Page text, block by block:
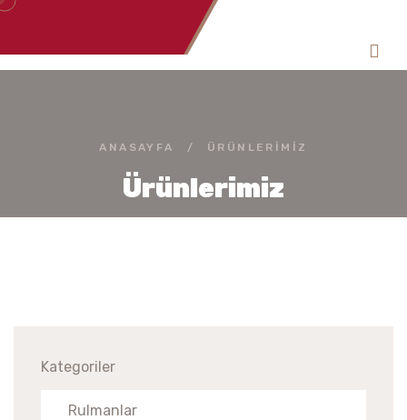
ANASAYFA / ÜRÜNLERIMIZ
Ürünlerimiz
Kategoriler
Rulmanlar